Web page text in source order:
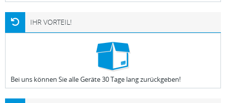
IHR VORTEIL!
Bei uns können Sie alle Geräte 30 Tage lang zurückgeben!